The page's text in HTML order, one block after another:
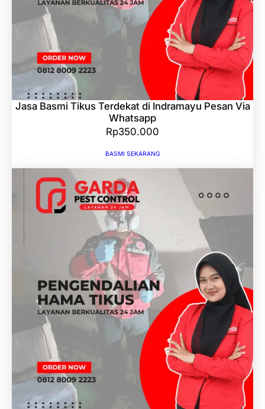
Jasa Basmi Tikus Terdekat di Indramayu Pesan Via
Whatsapp
Rp350.000
BASMI SEKARANG